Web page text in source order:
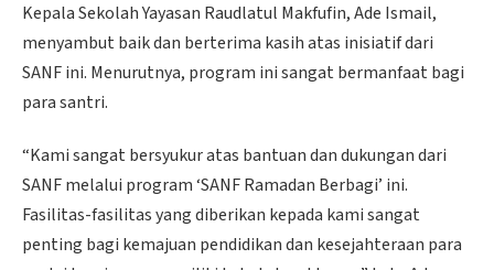
Kepala Sekolah Yayasan Raudlatul Makfufin, Ade Ismail,
menyambut baik dan berterima kasih atas inisiatif dari
SANF ini. Menurutnya, program ini sangat bermanfaat bagi
para santri.
“Kami sangat bersyukur atas bantuan dan dukungan dari
SANF melalui program ‘SANF Ramadan Berbagi’ ini.
Fasilitas-fasilitas yang diberikan kepada kami sangat
penting bagi kemajuan pendidikan dan kesejahteraan para